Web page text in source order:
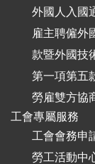
外國人入國
雇主聘僱外
款暨外國技
第一項第五
勞雇雙方協
工會專屬服務
工會會務申
勞工活動中